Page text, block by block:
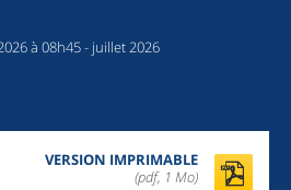
à 08h45- juillet 2026
VERSION IMPRIMABLE
(pdf, 1 Mo)